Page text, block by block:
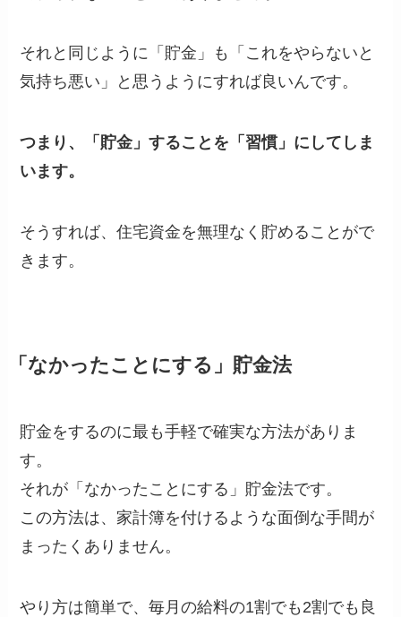
それと同じように「貯金」も「これをやらないと
気持ち悪い」と思うようにすれば良いんです。
つまり、「貯金」することを「習慣」にしてしま
います。
そうすれば、住宅資金を無理なく貯めることがで
きます。
「なかったことにする」貯金法
貯金をするのに最も手軽で確実な方法がありま
す。
それが「なかったことにする」貯金法です。
この方法は、家計簿を付けるような面倒な手間が
まったくありません。
やり方は簡単で、毎月の給料の1割でも2割でも良